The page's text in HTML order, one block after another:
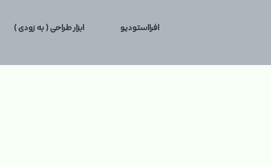
افرااستودیو ابزار طراحی ( به زودی )